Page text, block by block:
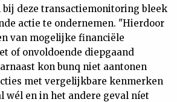
bij deze transactiemonitoring bleek
actie te ondernemen. "Hierdoor
van mogelijke financiële
of onvoldoende diepgaand
kon bunq niet aantonen
met vergelijkbare kenmerken
wél en in het andere geval níet